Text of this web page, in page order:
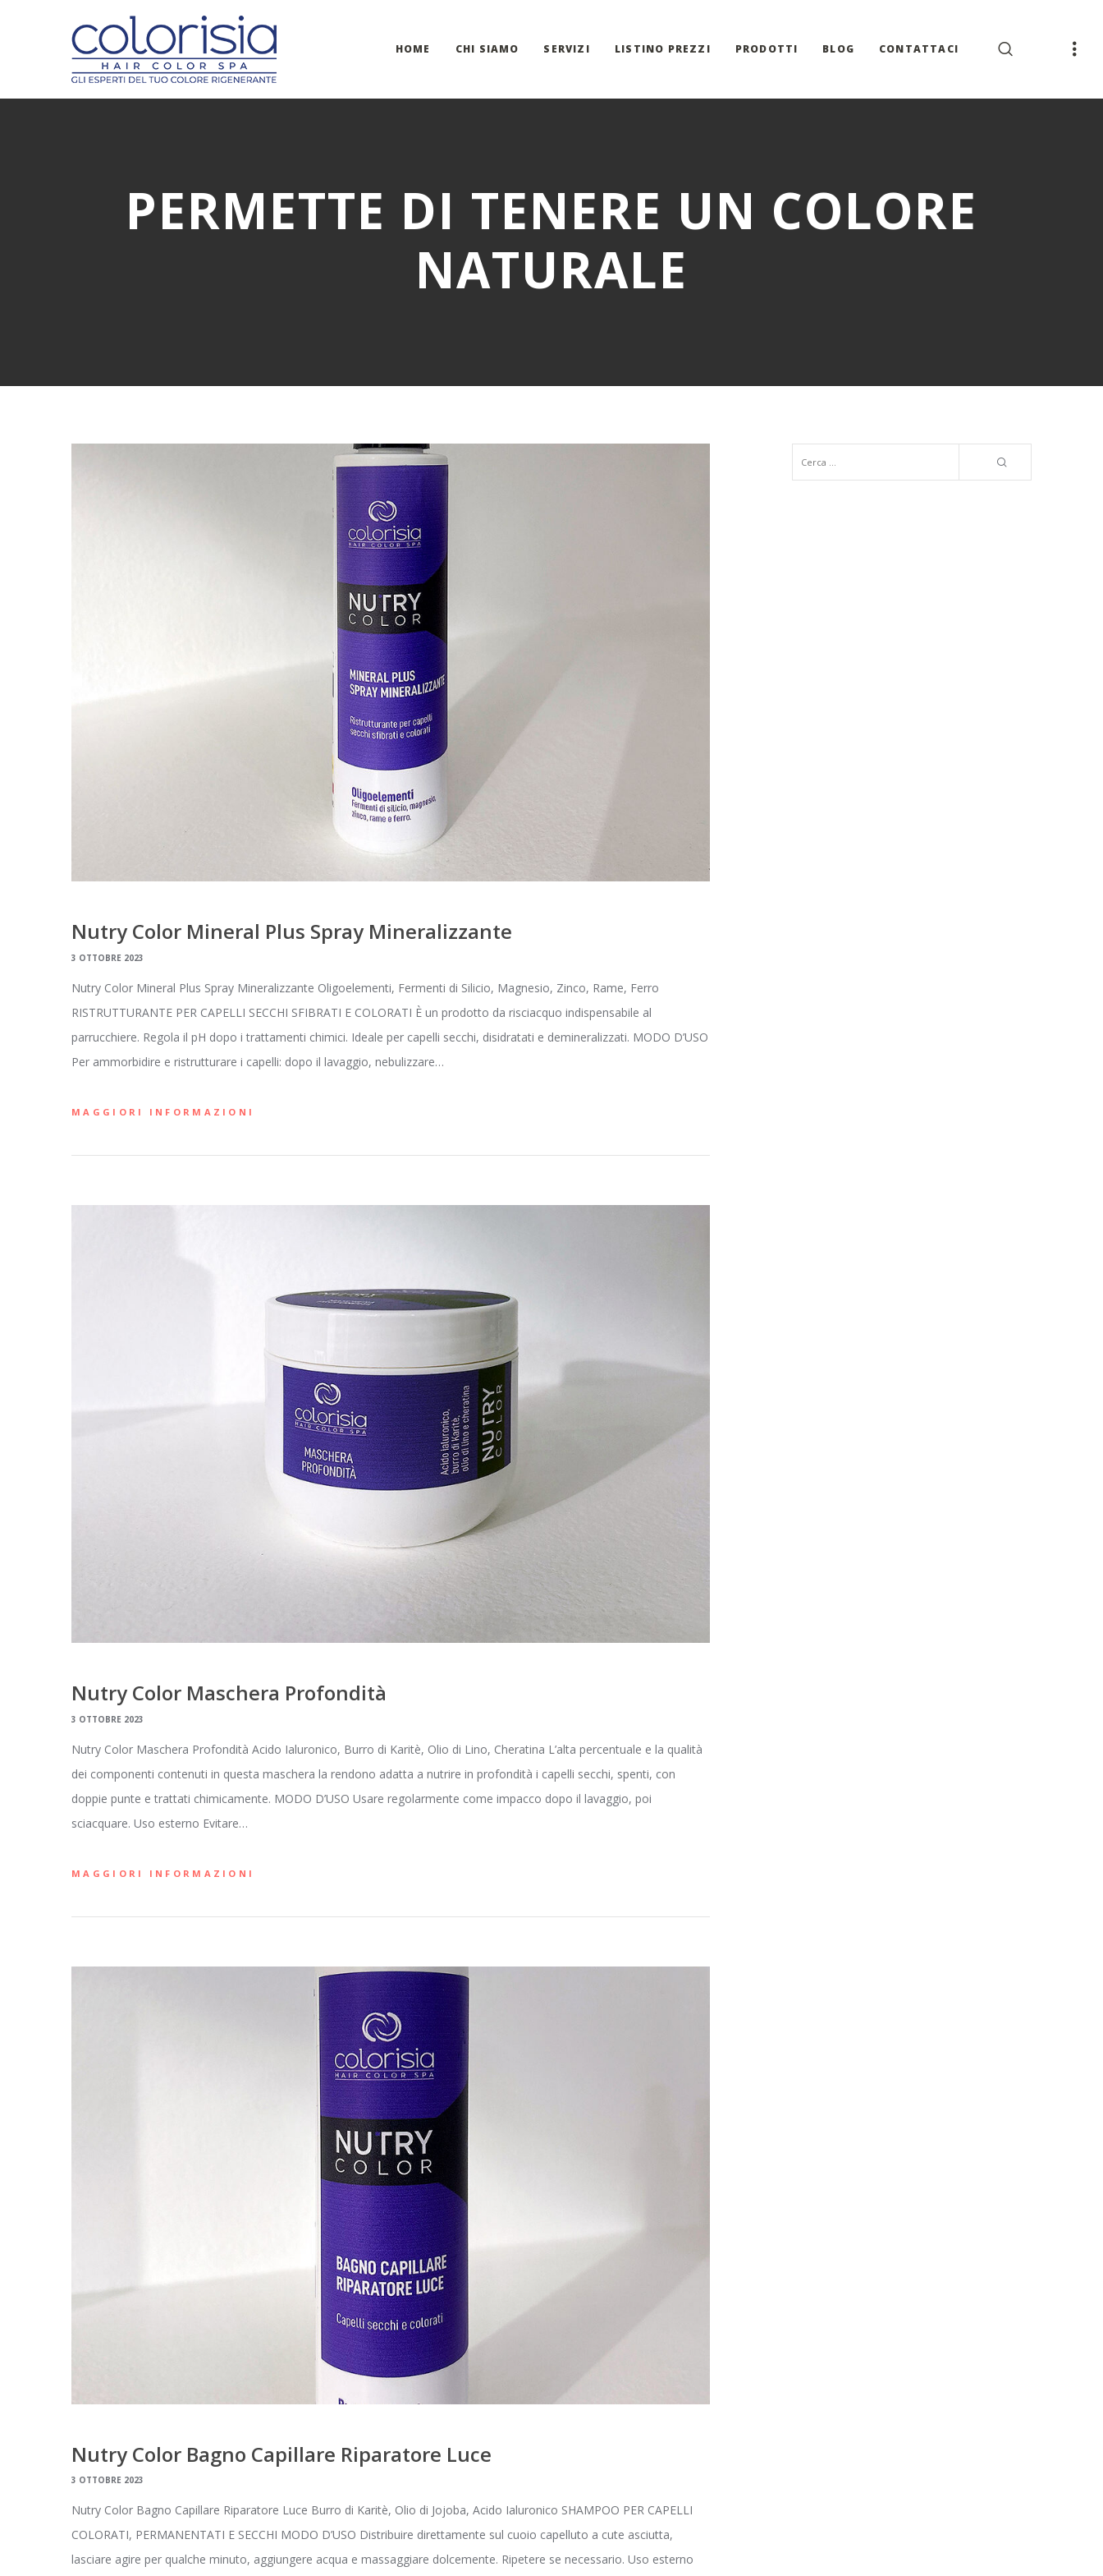
HOME CHI SIAMO SERVIZI LISTINO PREZZI PRODOTTI BLOG CONTATTACI
PERMETTE DI TENERE UN COLORE
NATURALE
Nutry Color Mineral Plus Spray Mineralizzante
3 OTTOBRE 2023
Nutry Color Mineral Plus Spray Mineralizzante Oligoelementi, Fermenti di Silicio, Magnesio, Zinco, Rame, Ferro
RISTRUTTURANTE PER CAPELLI SECCHI SFIBRATI E COLORATI È un prodotto da risciacquo indispensabile al
parrucchiere. Regola il pH dopo i trattamenti chimici. Ideale per capelli secchi, disidratati e demineralizzati. MODO D’USO
Per ammorbidire e ristrutturare i capelli: dopo il lavaggio, nebulizzare…
MAGGIORI INFORMAZIONI
Nutry Color Maschera Profondità
3 OTTOBRE 2023
Nutry Color Maschera Profondità Acido Ialuronico, Burro di Karitè, Olio di Lino, Cheratina L’alta percentuale e la qualità
dei componenti contenuti in questa maschera la rendono adatta a nutrire in profondità i capelli secchi, spenti, con
doppie punte e trattati chimicamente. MODO D’USO Usare regolarmente come impacco dopo il lavaggio, poi
sciacquare. Uso esterno Evitare…
MAGGIORI INFORMAZIONI
Nutry Color Bagno Capillare Riparatore Luce
3 OTTOBRE 2023
Nutry Color Bagno Capillare Riparatore Luce Burro di Karitè, Olio di Jojoba, Acido Ialuronico SHAMPOO PER CAPELLI
COLORATI, PERMANENTATI E SECCHI MODO D’USO Distribuire direttamente sul cuoio capelluto a cute asciutta,
lasciare agire per qualche minuto, aggiungere acqua e massaggiare dolcemente. Ripetere se necessario. Uso esterno